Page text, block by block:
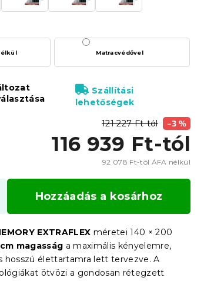
121 227 Ft-tól –3 %
116 939 Ft-tól
92 078 Ft-tól ÁFA nélkül
Matracvédővel
Szállítási
lehetőségek
Hozzáadás a kosárhoz
EXTRAFLEX méretei 140 × 200
magasság a maximális kényelemre,
hosszú élettartamra lett tervezve. A
ötvözi a gondosan rétegzett